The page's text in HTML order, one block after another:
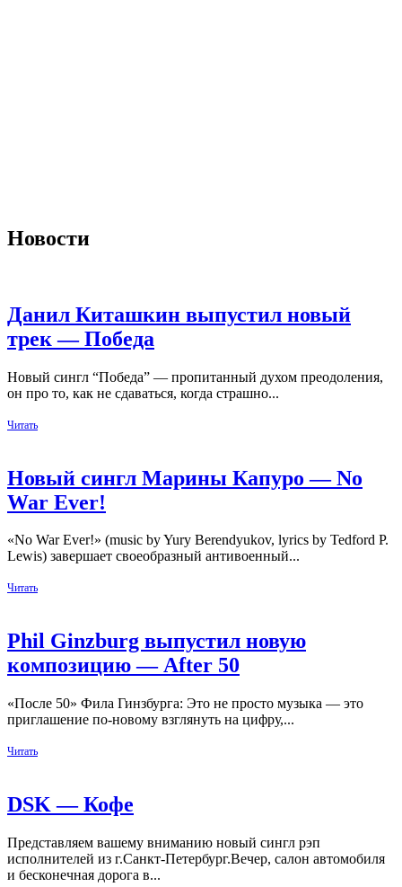
Новости
Данил Киташкин выпустил новый
трек — Победа
Новый сингл “Победа” — пропитанный духом преодоления,
он про то, как не сдаваться, когда страшно...
Читать
Новый сингл Марины Капуро — No
War Ever!
«No War Ever!» (music by Yury Berendyukov, lyrics by Tedford P.
Lewis) завершает своеобразный антивоенный...
Читать
Phil Ginzburg выпустил новую
композицию — After 50
«После 50» Фила Гинзбурга: Это не просто музыка — это
приглашение по-новому взглянуть на цифру,...
Читать
DSK — Кофе
Представляем вашему вниманию новый сингл рэп
исполнителей из г.Санкт-Петербург.Вечер, салон автомобиля
и бесконечная дорога в...